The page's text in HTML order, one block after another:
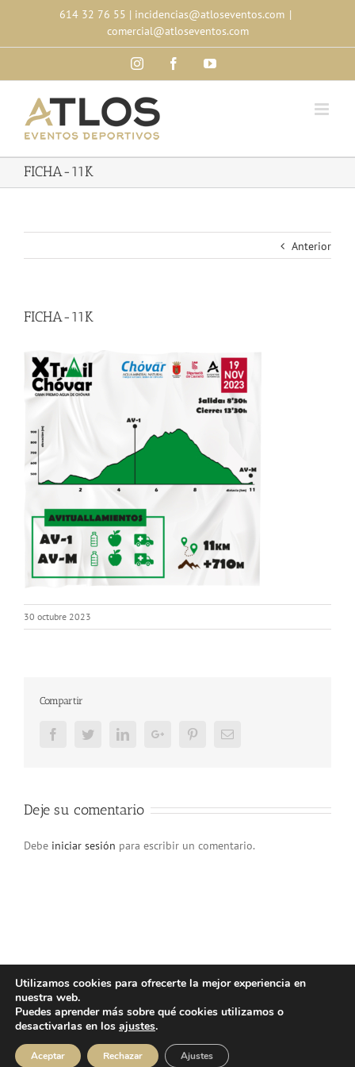
content
614 32 76 55 | incidencias@atloseventos.com |
comercial@atloseventos.com
InstagramFacebookYouTube
FICHA-11K
Anterior
FICHA-11K
30 octubre 2023
Compartir
FacebookTwitterLinkedInGoogle+ PinterestEmail
Deje su comentario
Debe iniciar sesión para escribir un comentario.
© Copyright 2025 | Atlos Eventos Deportivos -
Privacidad·Política Cookies
Instagram
FacebookYouTube
Utilizamos cookies para ofrecerte la mejor experiencia en
nuestra web.
Puedes aprender más sobre qué cookies utilizamos o
desactivarlas en los ajustes.
Aceptar Rechazar Ajustes